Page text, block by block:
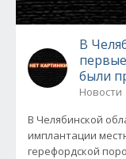
В
были
Новости
В Челябинской
имплантации
герефордской